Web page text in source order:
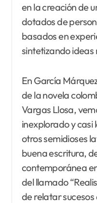
en la creación de
dotados de
basados en
sintetizando ideas
En García
de la novela
Vargas Llosa,
inexplorado y casi
otros semidioses
buena escritura,
contemporánea
del llamado
de relatar